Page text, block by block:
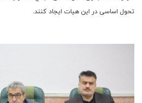
تحول اساسی در این هیات ایجاد کنند.